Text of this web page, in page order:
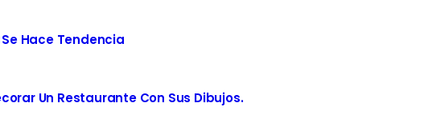
Hace Tendencia
Un Restaurante Con Sus Dibujos.